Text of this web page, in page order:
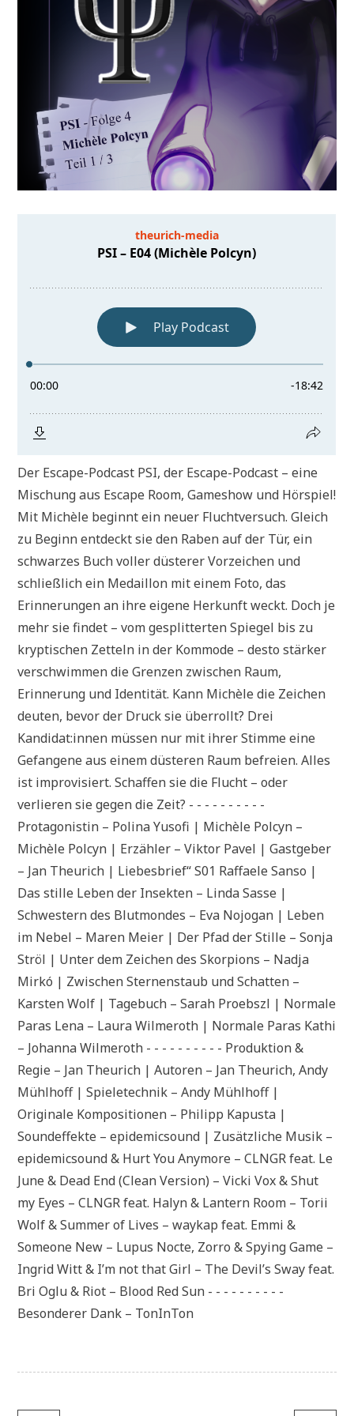
Der Escape-Podcast PSI, der Escape-Podcast – eine
Mischung aus Escape Room, Gameshow und Hörspiel!
Mit Michèle beginnt ein neuer Fluchtversuch. Gleich
zu Beginn entdeckt sie den Raben auf der Tür, ein
schwarzes Buch voller düsterer Vorzeichen und
schließlich ein Medaillon mit einem Foto, das
Erinnerungen an ihre eigene Herkunft weckt. Doch je
mehr sie findet – vom gesplitterten Spiegel bis zu
kryptischen Zetteln in der Kommode – desto stärker
verschwimmen die Grenzen zwischen Raum,
Erinnerung und Identität. Kann Michèle die Zeichen
deuten, bevor der Druck sie überrollt? Drei
Kandidat:innen müssen nur mit ihrer Stimme eine
Gefangene aus einem düsteren Raum befreien. Alles
ist improvisiert. Schaffen sie die Flucht – oder
verlieren sie gegen die Zeit? - - - - - - - - - -
Protagonistin – Polina Yusofi | Michèle Polcyn –
Michèle Polcyn | Erzähler – Viktor Pavel | Gastgeber
– Jan Theurich | Liebesbrief“ S01 Raffaele Sanso |
Das stille Leben der Insekten – Linda Sasse |
Schwestern des Blutmondes – Eva Nojogan | Leben
im Nebel – Maren Meier | Der Pfad der Stille – Sonja
Ströl | Unter dem Zeichen des Skorpions – Nadja
Mirkó | Zwischen Sternenstaub und Schatten –
Karsten Wolf | Tagebuch – Sarah Proebszl | Normale
Paras Lena – Laura Wilmeroth | Normale Paras Kathi
– Johanna Wilmeroth - - - - - - - - - - Produktion &
Regie – Jan Theurich | Autoren – Jan Theurich, Andy
Mühlhoff | Spieletechnik – Andy Mühlhoff |
Originale Kompositionen – Philipp Kapusta |
Soundeffekte – epidemicsound | Zusätzliche Musik –
epidemicsound & Hurt You Anymore – CLNGR feat. Le
June & Dead End (Clean Version) – Vicki Vox & Shut
my Eyes – CLNGR feat. Halyn & Lantern Room – Torii
Wolf & Summer of Lives – waykap feat. Emmi &
Someone New – Lupus Nocte, Zorro & Spying Game –
Ingrid Witt & I’m not that Girl – The Devil’s Sway feat.
Bri Oglu & Riot – Blood Red Sun - - - - - - - - - -
Besonderer Dank – TonInTon